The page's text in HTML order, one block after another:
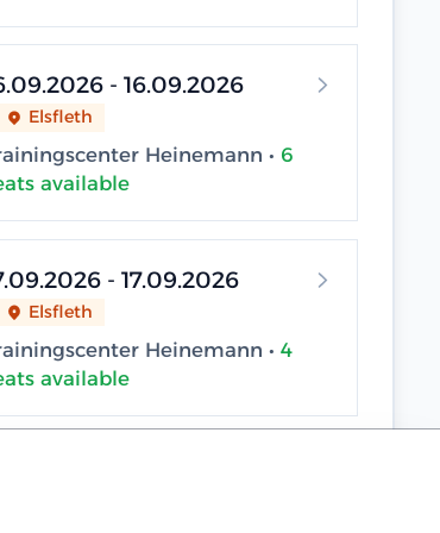
- 16.09.2026
Elsfleth
Trainingscenter Heinemann • 6
available
- 17.09.2026
Elsfleth
Trainingscenter Heinemann • 4
available